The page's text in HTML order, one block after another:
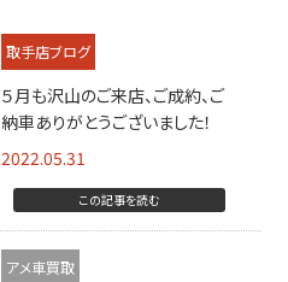
取手店ブログ
５月も沢山のご来店、ご成約、ご
納車ありがとうございました！
2022.05.31
この記事を読む
アメ車買取